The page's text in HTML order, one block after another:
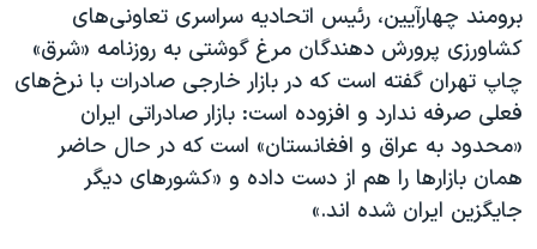
اعتراضات مردمی آبان ۹۸
اسرائیل در جنگ
نرگس محمدی برنده جایزه نوبل صلح
همایش محافظه‌کاران آمریکا «سی‌پک»
صفحه‌های ویژه
برومند چهارآیین، رئیس اتحادیه سراسری تعاونی‌های
کشاورزی پرورش دهندگان مرغ گوشتی به روزنامه «شرق»
چاپ تهران گفته است که در بازار خارجی صادرات با نرخ‌های
فعلی صرفه ندارد و افزوده است: بازار صادراتی ایران
«محدود به عراق و افغانستان» است که در حال حاضر
همان بازار‌ها را هم از دست داده و «کشور‌های دیگر
جایگزین ایران شده اند.»